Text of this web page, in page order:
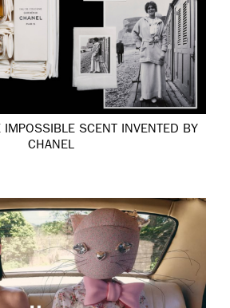
IMPOSSIBLE SCENT INVENTED BY
CHANEL